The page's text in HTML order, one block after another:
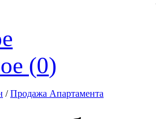
(0)
/Продажа Апартамента